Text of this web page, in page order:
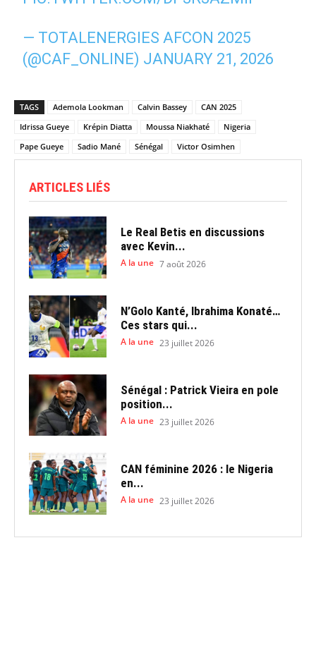
— TOTALENERGIES AFCON 2025
(@CAF_ONLINE) JANUARY 21, 2026
TAGS Ademola Lookman Calvin Bassey
CAN 2025
Idrissa Gueye
Krépin Diatta Moussa Niakhaté
Nigeria
Pape Gueye
Sadio Mané Sénégal Victor Osimhen
ARTICLES LIÉS
Le Real Betis en discussions
avec Kevin...
A la une 7 août 2026
N’Golo Kanté, Ibrahima Konaté…
Ces stars qui...
A la une 23 juillet 2026
Sénégal : Patrick Vieira en pole
position...
A la une 23 juillet 2026
CAN féminine 2026 : le Nigeria
en...
A la une 23 juillet 2026